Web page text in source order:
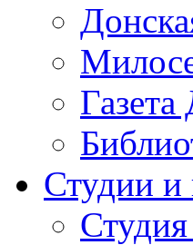
Газета
Студии